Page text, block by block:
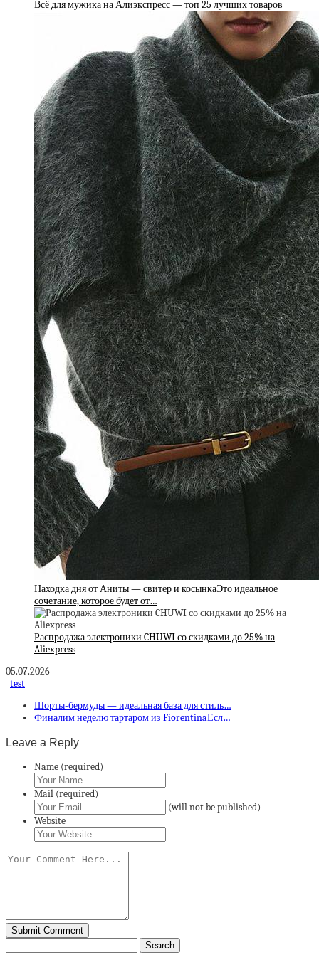
Всё для мужика на Алиэкспресс — топ 25 лучших товаров
Находка дня от Аниты — свитер и косынкаЭто идеальное
сочетание, которое будет от…
Распродажа электроники CHUWI со скидками до 25% на
Aliexpress
05.07.2026
test
Шорты-бермуды — идеальная база для стиль…
Финалим неделю тартаром из FiorentinaЕсл…
Leave a Reply
Name (required)
Mail (required)
(will not be published)
Website